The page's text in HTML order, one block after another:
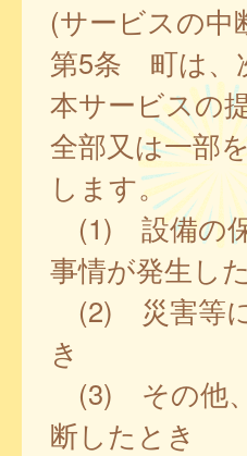
(サービスの中
第5条 町は、
本サービスの
全部又は一部
します。
(1) 設備の保
事情が発生し
(2) 災害等に
き
(3) その他
断したとき